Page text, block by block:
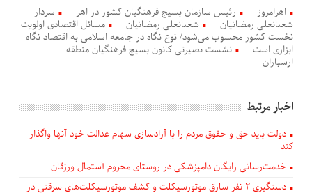
اهرامروز رئیس سازمان بسیج فرهنگیان کشور در اهر
سردار
شعبانعلی رمضانیان
شعبانعلی رمضانیان
مسائل اقتصادی اولویت
نخست کشور محسوب می‌شود/ نوع نگاه در جامعه اسلامی به اقتصاد نگاه
ابزاری است
نشست بصیرتی کانون بسیج فرهنگیان منطقه
ارسباران
اخبار مرتبط
دولت باید حق و حقوق مردم را با آزادسازی سهام عدالت خود آنها واگذار
کند
خدمت‌رسانی رایگان دامپزشکی در روستای محروم آستمال ورزقان
دستگيری ۲ نفر سارق موتورسیکلت و کشف موتورسیکلت‌های سرقتی در